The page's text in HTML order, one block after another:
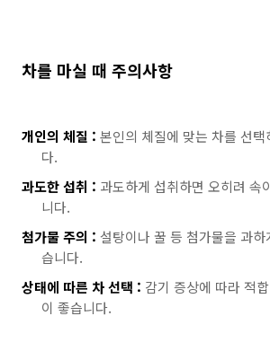
차를 마실 때 주의사항
개인의 체질 : 본인의 체질에 맞는 차를 선택
다.
과도한 섭취 : 과도하게 섭취하면 오히려 속
니다.
첨가물 주의 : 설탕이나 꿀 등 첨가물을 과
습니다.
상태에 따른 차 선택 : 감기 증상에 따라 적
이 좋습니다.